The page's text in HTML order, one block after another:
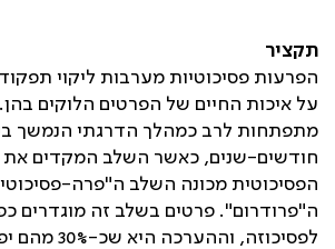
תקציר
הפרעות פסיכוטיות מערבות ליקוי
על איכות החיים של הפרטים הלוקים
מתפתחות לרב כמהלך הדרגתי הנמשך
חודשים-שנים, כאשר השלב המקדים את
הפסיכוטית מכונה השלב ה"פרה-
ה"פרודרום". פרטים בשלב זה מוגדרים
לפסיכוזה,